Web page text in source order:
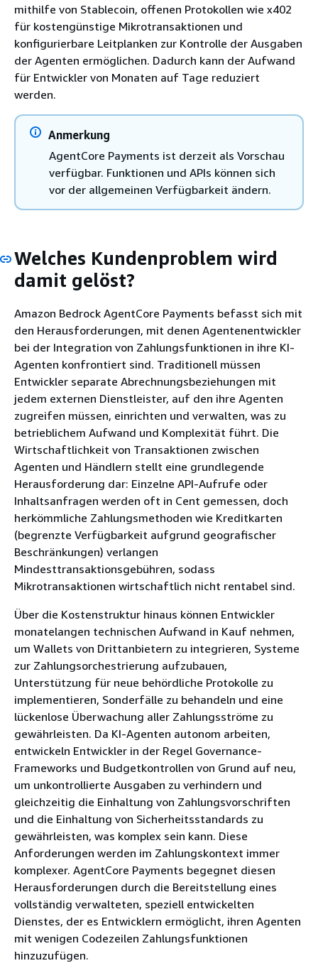
mithilfe von Stablecoin, offenen Protokollen wie x402
für kostengünstige Mikrotransaktionen und
konfigurierbare Leitplanken zur Kontrolle der Ausgaben
der Agenten ermöglichen. Dadurch kann der Aufwand
für Entwickler von Monaten auf Tage reduziert
werden.
Anmerkung
AgentCore Payments ist derzeit als Vorschau
verfügbar. Funktionen und APIs können sich
vor der allgemeinen Verfügbarkeit ändern.
Welches Kundenproblem wird
damit gelöst?
Amazon Bedrock AgentCore Payments befasst sich mit
den Herausforderungen, mit denen Agentenentwickler
bei der Integration von Zahlungsfunktionen in ihre KI-
Agenten konfrontiert sind. Traditionell müssen
Entwickler separate Abrechnungsbeziehungen mit
jedem externen Dienstleister, auf den ihre Agenten
zugreifen müssen, einrichten und verwalten, was zu
betrieblichem Aufwand und Komplexität führt. Die
Wirtschaftlichkeit von Transaktionen zwischen
Agenten und Händlern stellt eine grundlegende
Herausforderung dar: Einzelne API-Aufrufe oder
Inhaltsanfragen werden oft in Cent gemessen, doch
herkömmliche Zahlungsmethoden wie Kreditkarten
(begrenzte Verfügbarkeit aufgrund geografischer
Beschränkungen) verlangen
Mindesttransaktionsgebühren, sodass
Mikrotransaktionen wirtschaftlich nicht rentabel sind.
Über die Kostenstruktur hinaus können Entwickler
monatelangen technischen Aufwand in Kauf nehmen,
um Wallets von Drittanbietern zu integrieren, Systeme
zur Zahlungsorchestrierung aufzubauen,
Unterstützung für neue behördliche Protokolle zu
implementieren, Sonderfälle zu behandeln und eine
lückenlose Überwachung aller Zahlungsströme zu
gewährleisten. Da KI-Agenten autonom arbeiten,
entwickeln Entwickler in der Regel Governance-
Frameworks und Budgetkontrollen von Grund auf neu,
um unkontrollierte Ausgaben zu verhindern und
gleichzeitig die Einhaltung von Zahlungsvorschriften
und die Einhaltung von Sicherheitsstandards zu
gewährleisten, was komplex sein kann. Diese
Anforderungen werden im Zahlungskontext immer
komplexer. AgentCore Payments begegnet diesen
Herausforderungen durch die Bereitstellung eines
vollständig verwalteten, speziell entwickelten
Dienstes, der es Entwicklern ermöglicht, ihren Agenten
mit wenigen Codezeilen Zahlungsfunktionen
hinzuzufügen.